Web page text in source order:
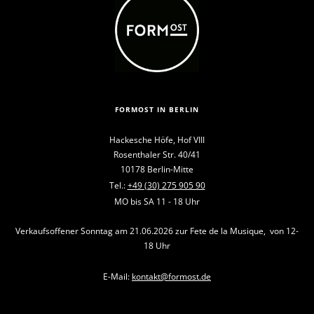
FORMOST IN BERLIN
Hackesche Höfe, Hof VIII
Rosenthaler Str. 40/41
10178 Berlin-Mitte
Tel.:+49 (30) 275 905 90
MO bis SA 11 - 18 Uhr
Verkaufsoffener Sonntag am 21.06.2026 zur Fete de la Musique, von 12-
18 Uhr
E-Mail: kontakt@formost.de